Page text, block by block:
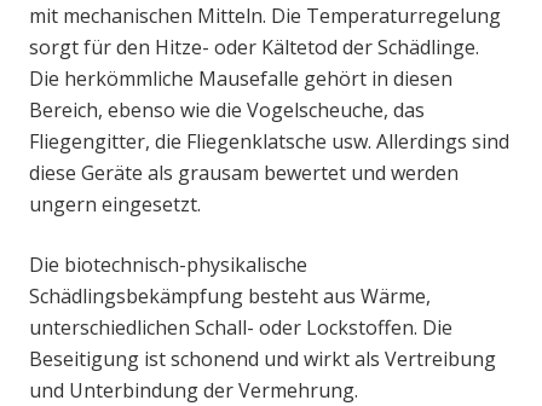
mit mechanischen Mitteln. Die Temperaturregelung
sorgt für den Hitze- oder Kältetod der Schädlinge.
Die herkömmliche Mausefalle gehört in diesen
Bereich, ebenso wie die Vogelscheuche, das
Fliegengitter, die Fliegenklatsche usw. Allerdings sind
diese Geräte als grausam bewertet und werden
ungern eingesetzt.
Die biotechnisch-physikalische
Schädlingsbekämpfung besteht aus Wärme,
unterschiedlichen Schall- oder Lockstoffen. Die
Beseitigung ist schonend und wirkt als Vertreibung
und Unterbindung der Vermehrung.